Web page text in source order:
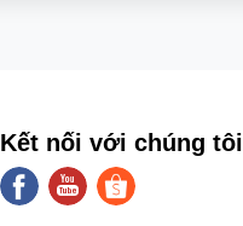
Kết nối với chúng tôi